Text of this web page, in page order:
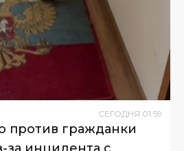
СЕГОДНЯ 01:59
против гражданки